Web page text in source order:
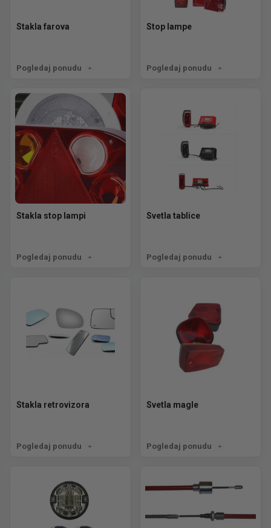
Stakla farova
Pogledaj ponudu
Stop lampe
Pogledaj ponudu
Stakla stop lampi
Pogledaj ponudu
Svetla tablice
Pogledaj ponudu
Stakla retrovizora
Pogledaj ponudu
Svetla magle
Pogledaj ponudu